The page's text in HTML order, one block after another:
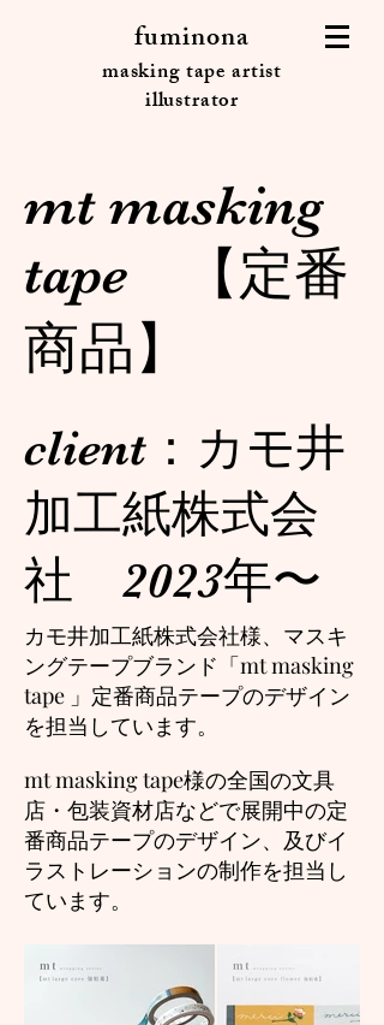
fuminona
masking tape artist
illustrator
mt masking
tape 【定番
商品】
client：カモ井
加工紙株式会
社 2023年〜
カモ井加工紙株式会社様、マスキ
ングテープブランド「mt masking
tape 」定番商品テープのデザイン
を担当しています。
mt masking tape様の全国の文具
店・包装資材店などで展開中の定
番商品テープのデザイン、及びイ
ラストレーションの制作を担当し
ています。